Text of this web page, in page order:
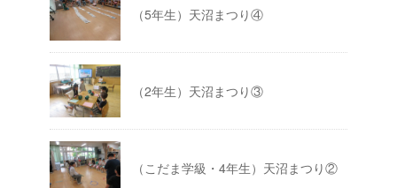
（5年生）天沼まつり④
（2年生）天沼まつり③
（こだま学級・4年生）天沼まつり②